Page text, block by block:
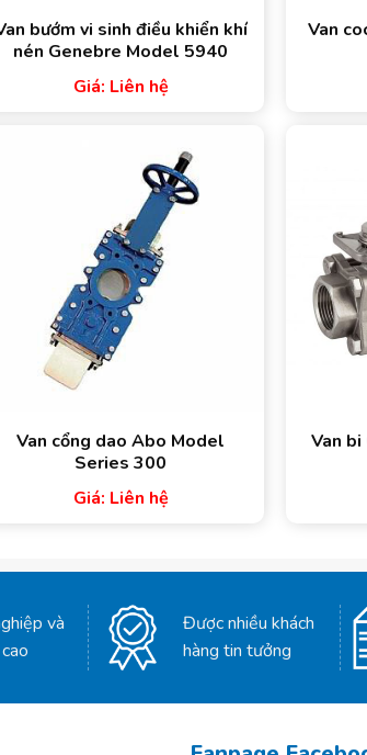
bướm vi sinh điều khiển khí
nén Genebre Model 5940
Giá: Liên hệ
Van
Van cổng dao Abo Model
Series 300
Giá: Liên hệ
Van
và
Được nhiều khách
hàng tin tưởng